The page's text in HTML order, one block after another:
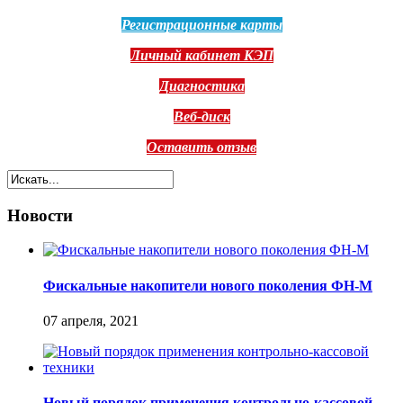
Регистрационные карты
Личный кабинет КЭП
Диагностика
Веб-диск
Оставить отзыв
Новости
Фискальные накопители нового поколения ФН-М
07 апреля, 2021